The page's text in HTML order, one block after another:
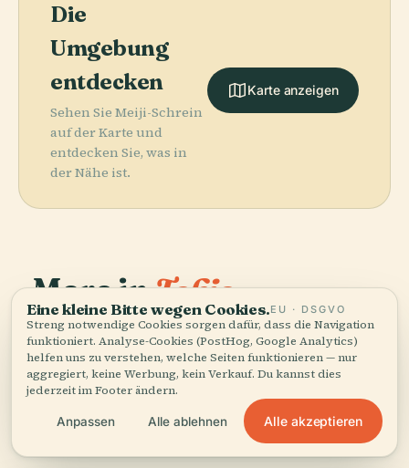
Die
Umgebung
entdecken
Sehen Sie Meiji-Schrein
auf der Karte und
entdecken Sie, was in
der Nähe ist.
Karte anzeigen
More inTokio.
419 Orte zu entdecken — ein paar, die sich gut
kombinieren lassen.
PLACE
Palast
Akasaka
Tokyo Skytree
PLACE
Sensō-Ji Tokio-Turm
Eine kleine Bitte wegen Cookies.EU · DSGVO
Streng notwendige Cookies sorgen dafür, dass die Navigation
funktioniert. Analyse-Cookies (PostHog, Google Analytics)
helfen uns zu verstehen, welche Seiten funktionieren — nur
aggregiert, keine Werbung, kein Verkauf. Du kannst dies
jederzeit im Footer ändern.
Anpassen Alle ablehnen Alle akzeptieren